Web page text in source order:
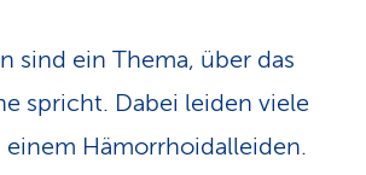
e
-
sind ein Thema, über das
spricht. Dabei leiden viele
einem Hämorrhoidalleiden.